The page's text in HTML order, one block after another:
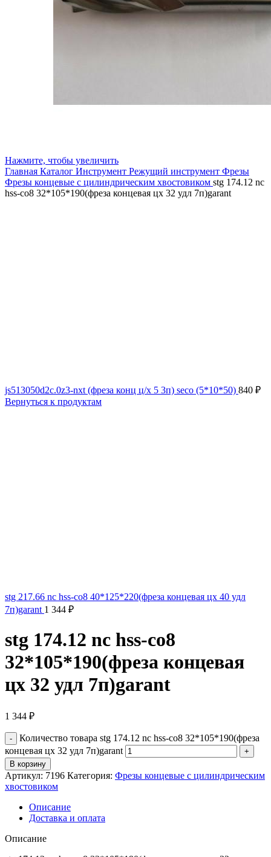
Нажмите, чтобы увеличить
Главная Каталог Инструмент Режущий инструмент Фрезы
Фрезы концевые с цилиндрическим хвостовиком stg 174.12 nc
hss-co8 32*105*190(фреза концевая цх 32 удл 7п)garant
js513050d2c.0z3-nxt (фреза конц ц/х 5 3п) seco (5*10*50) 840 ₽
Вернуться к продуктам
stg 217.66 nc hss-co8 40*125*220(фреза концевая цх 40 удл
7п)garant 1 344 ₽
stg 174.12 nc hss-co8
32*105*190(фреза концевая
цх 32 удл 7п)garant
1 344 ₽
Количество товара stg 174.12 nc hss-co8 32*105*190(фреза
концевая цх 32 удл 7п)garant
В корзину
Артикул: 7196 Категория: Фрезы концевые с цилиндрическим
хвостовиком
Описание
Доставка и оплата
Описание